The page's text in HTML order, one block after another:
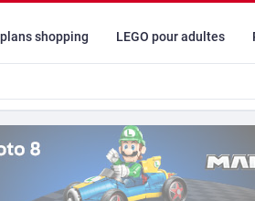
shopping LEGO pour adultes